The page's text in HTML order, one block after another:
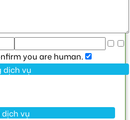
you are human.